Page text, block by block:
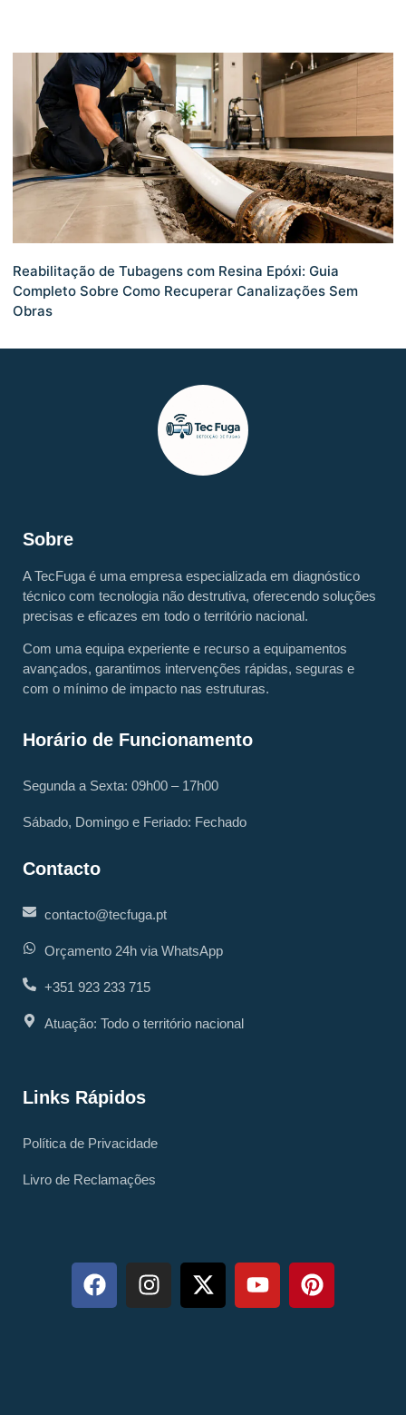
Reabilitação de Tubagens com Resina Epóxi: Guia
Completo Sobre Como Recuperar Canalizações Sem
Obras
Sobre
A TecFuga é uma empresa especializada em diagnóstico
técnico com tecnologia não destrutiva, oferecendo soluções
precisas e eficazes em todo o território nacional.
Com uma equipa experiente e recurso a equipamentos
avançados, garantimos intervenções rápidas, seguras e
com o mínimo de impacto nas estruturas.
Horário de Funcionamento
Segunda a Sexta: 09h00 – 17h00
Sábado, Domingo e Feriado: Fechado
Contacto
contacto@tecfuga.pt
Orçamento 24h via WhatsApp
+351 923 233 715
Atuação: Todo o território nacional
Links Rápidos
Política de Privacidade
Livro de Reclamações